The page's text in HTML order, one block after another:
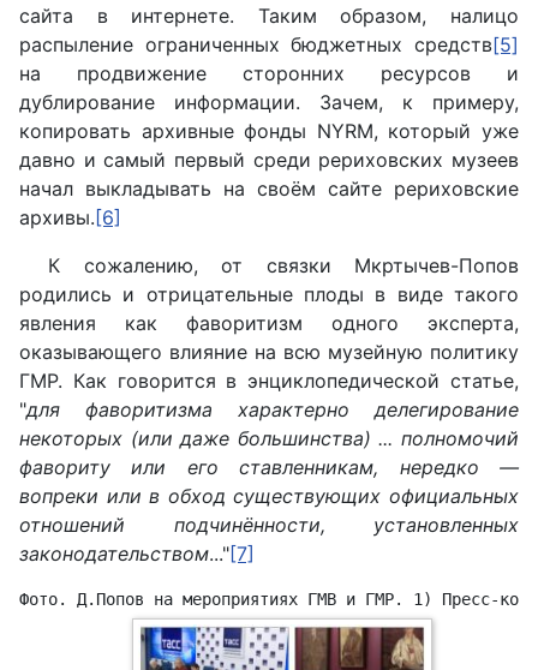
сайта в интернете. Таким образом, налицо
распыление ограниченных бюджетных средств[5]
на продвижение сторонних ресурсов и
дублирование информации. Зачем, к примеру,
копировать архивные фонды NYRM, который уже
давно и самый первый среди рериховских музеев
начал выкладывать на своём сайте рериховские
архивы.[6]
К сожалению, от связки Мкртычев-Попов
родились и отрицательные плоды в виде такого
явления как фаворитизм одного эксперта,
оказывающего влияние на всю музейную политику
ГМР. Как говорится в энциклопедической статье,
"для фаворитизма характерно делегирование
некоторых (или даже большинства) ... полномочий
фавориту или его ставленникам, нередко —
вопреки или в обход существующих официальных
отношений подчинённости, установленных
законодательством..."[7]
Фото. Д.Попов на мероприятиях ГМВ и ГМР. 1) Пресс-